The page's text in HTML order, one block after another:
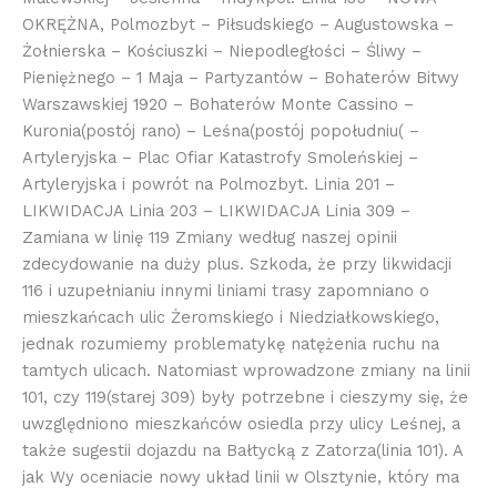
OKRĘŻNA, Polmozbyt – Piłsudskiego – Augustowska –
Żołnierska – Kościuszki – Niepodległości – Śliwy –
Pieniężnego – 1 Maja – Partyzantów – Bohaterów Bitwy
Warszawskiej 1920 – Bohaterów Monte Cassino –
Kuronia(postój rano) – Leśna(postój popołudniu( –
Artyleryjska – Plac Ofiar Katastrofy Smoleńskiej –
Artyleryjska i powrót na Polmozbyt. Linia 201 –
LIKWIDACJA Linia 203 – LIKWIDACJA Linia 309 –
Zamiana w linię 119 Zmiany według naszej opinii
zdecydowanie na duży plus. Szkoda, że przy likwidacji
116 i uzupełnianiu innymi liniami trasy zapomniano o
mieszkańcach ulic Żeromskiego i Niedziałkowskiego,
jednak rozumiemy problematykę natężenia ruchu na
tamtych ulicach. Natomiast wprowadzone zmiany na linii
101, czy 119(starej 309) były potrzebne i cieszymy się, że
uwzględniono mieszkańców osiedla przy ulicy Leśnej, a
także sugestii dojazdu na Bałtycką z Zatorza(linia 101). A
jak Wy oceniacie nowy układ linii w Olsztynie, który ma